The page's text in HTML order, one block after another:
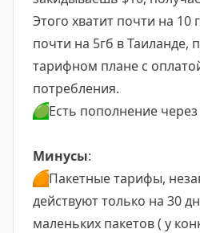
Этого хватит почти на 10
почти на 5гб в Таиланде,
тарифном плане с
потребления.
🟢Есть пополнение
Минусы:
🟠Пакетные тарифы,
действуют только на 30
маленьких пакетов ( у